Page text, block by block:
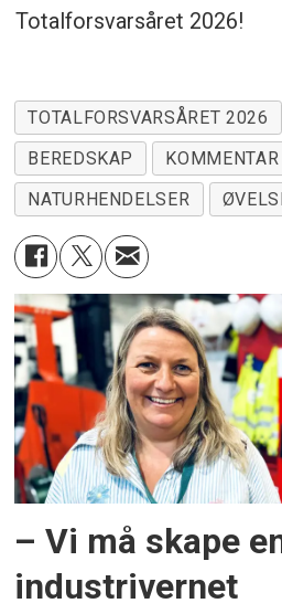
Totalforsvarsåret 2026!
TOTALFORSVARSÅRET 2026
BEREDSKAP
KOMMENTAR
NATURHENDELSER
– Vi må skape
industrivernet